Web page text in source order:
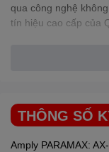
qua công nghệ
tín hiệu cao cấp của
• Nhận tín hiệu kỹ
• Công nghệ tạo
hiệu âm thanh từ
THÔNG SỐ
Amply PARAMAX: